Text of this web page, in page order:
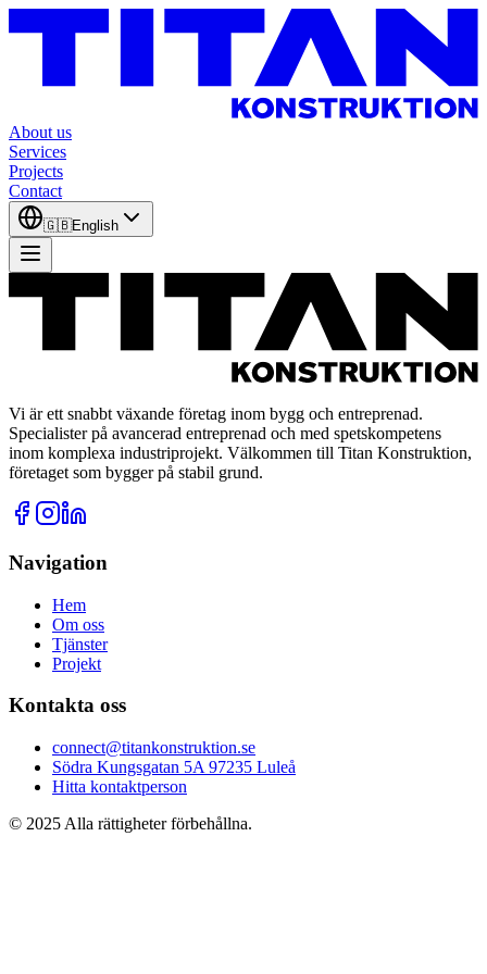
About us
Services
Projects
Contact
🇬🇧English
Vi är ett snabbt växande företag inom bygg och entreprenad.
Specialister på avancerad entreprenad och med spetskompetens
inom komplexa industriprojekt. Välkommen till Titan Konstruktion,
företaget som bygger på stabil grund.
Navigation
Hem
Om oss
Tjänster
Projekt
Kontakta oss
connect@titankonstruktion.se
Södra Kungsgatan 5A 97235 Luleå
Hitta kontaktperson
© 2025 Alla rättigheter förbehållna.